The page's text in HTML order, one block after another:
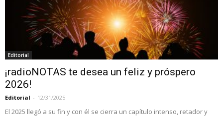
Editorial
¡radioNOTAS te desea un feliz y próspero
2026!
Editorial - 12/31/2025
El 2025 llegó a su fin y con él se cierra un capítulo intenso, retador y